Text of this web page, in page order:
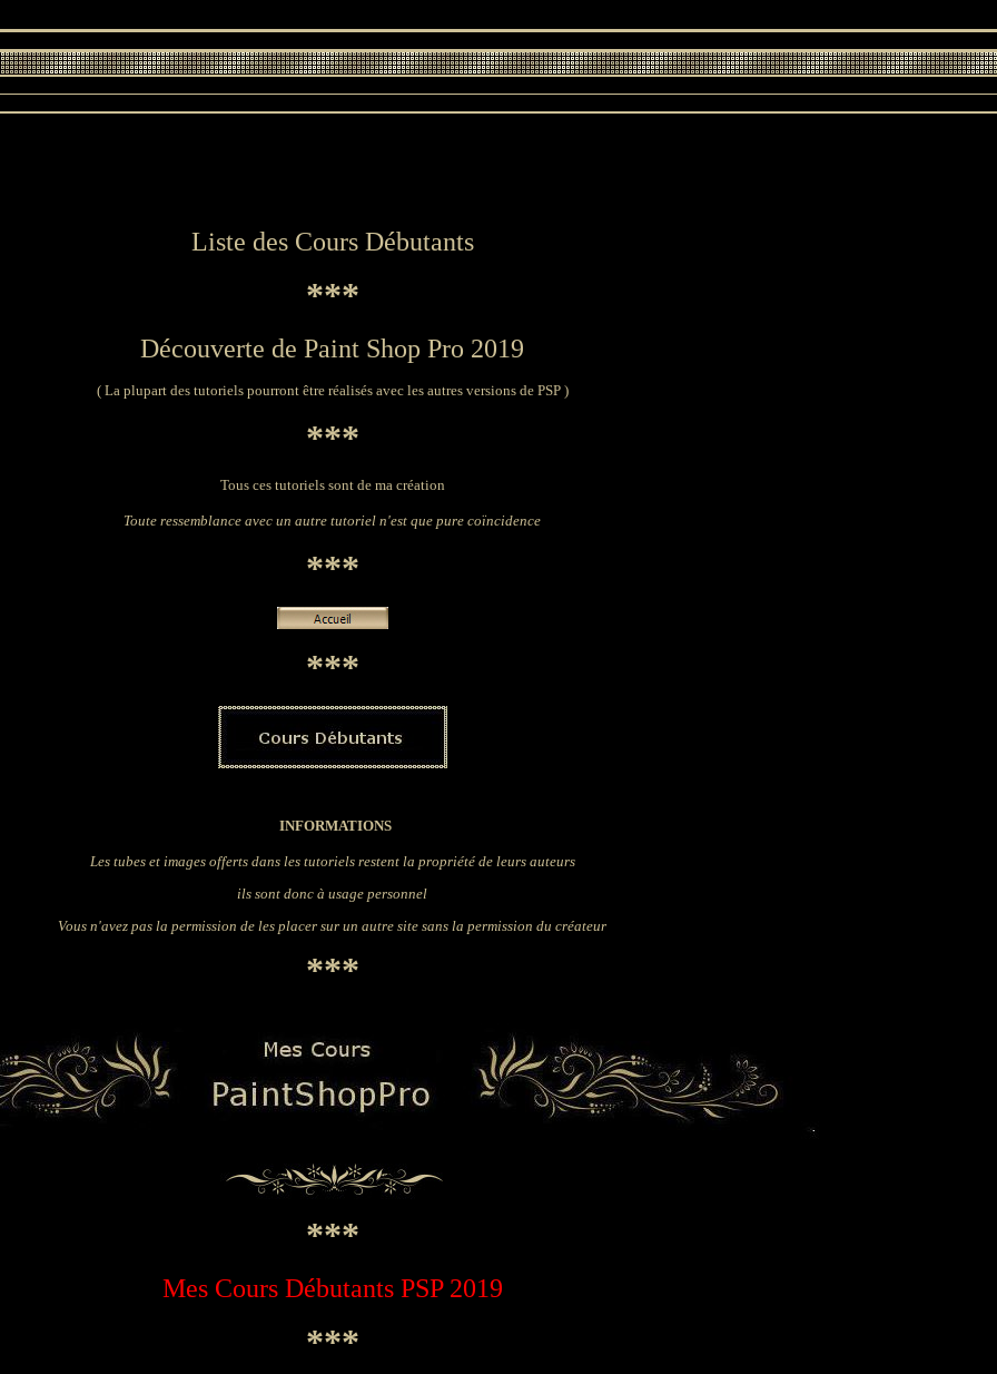
Liste des Cours Débutants
***
Découverte de Paint Shop Pro 2019
( La plupart des tutoriels pourront être réalisés avec les autres versions de PSP )
***
Tous ces tutoriels sont de ma création
Toute ressemblance avec un autre tutoriel n'est que pure coïncidence
***
***
INFORMATIONS
Les tubes et images offerts dans les tutoriels restent la propriété de leurs auteurs
ils sont donc à usage personnel
Vous n'avez pas la permission de les placer sur un autre site sans la permission du créateur
***
***
MesCoursDébutants PSP 2019
***